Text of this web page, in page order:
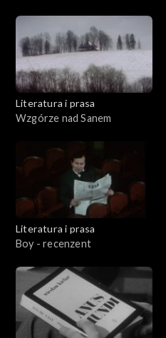
Gałczyńskim
Literatura i prasa
Wzgórze nad Sanem
Literatura i prasa
Boy - recenzent